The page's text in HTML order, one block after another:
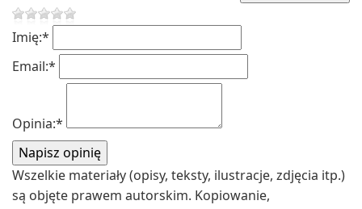
Imię:*
Email:*
Opinia:*
Wszelkie materiały (opisy, teksty, ilustracje, zdjęcia itp.)
są objęte prawem autorskim. Kopiowanie,